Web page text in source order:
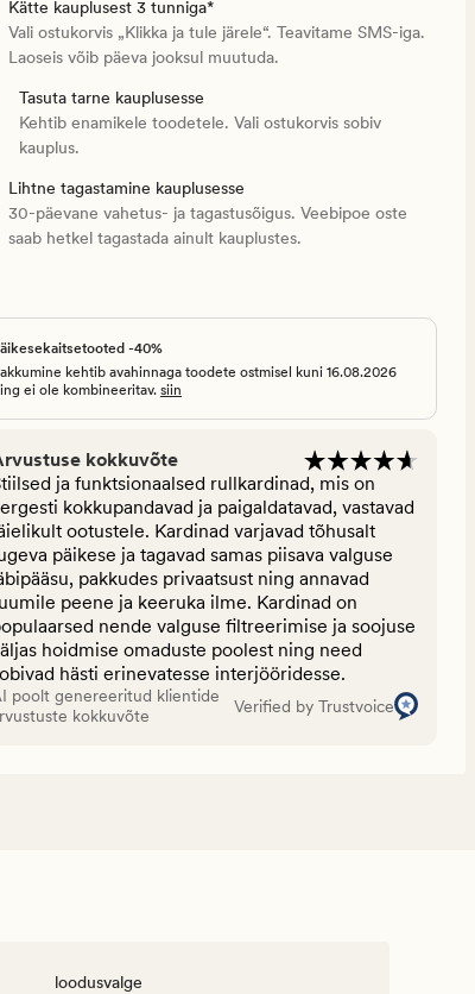
Kätte kauplusest 3 tunniga*
Vali ostukorvis „Klikka ja tule järele“. Teavitame SMS-iga.
Laoseis võib päeva jooksul muutuda.
Tasuta tarne kauplusesse
Kehtib enamikele toodetele. Vali ostukorvis sobiv
kauplus.
Lihtne tagastamine kauplusesse
30-päevane vahetus- ja tagastusõigus. Veebipoe oste
saab hetkel tagastada ainult kauplustes.
-40%
kehtib avahinnaga toodete ostmisel kuni 16.08.2026
ei ole kombineeritav. siin
kokkuvõte
ja funktsionaalsed rullkardinad, mis on
kokkupandavad ja paigaldatavad, vastavad
ootustele. Kardinad varjavad tõhusalt
päikese ja tagavad samas piisava valguse
pakkudes privaatsust ning annavad
peene ja keeruka ilme. Kardinad on
nende valguse filtreerimise ja soojuse
hoidmise omaduste poolest ning need
hästi erinevatesse interjööridesse.
poolt genereeritud klientide
kokkuvõte
Verified by Trustvoice
loodusvalge